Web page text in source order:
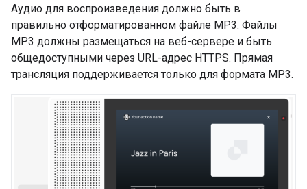
Аудио для воспроизведения должно быть в
правильно отформатированном файле MP3. Файлы
MP3 должны размещаться на веб-сервере и быть
общедоступными через URL-адрес HTTPS. Прямая
трансляция поддерживается только для формата MP3.